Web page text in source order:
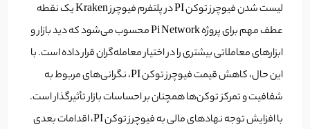
لیست شدن فیوچرز توکن PI در پلتفرم فیوچرز Kraken یک نقطه
عطف مهم برای پروژه Pi Network محسوب می‌شود که دید بازار و
ابزارهای معاملاتی بیشتری را در اختیار معامله‌گران قرار داده است. با
این حال، کاهش قیمت فیوچرز توکن PI، نگرانی‌های مربوط به
شفافیت و تمرکز توکن‌ها همچنان بر احساسات بازار تأثیرگذار است.
با افزایش توجه نهادهای مالی به فیوچرز توکن PI، اقدامات بعدی